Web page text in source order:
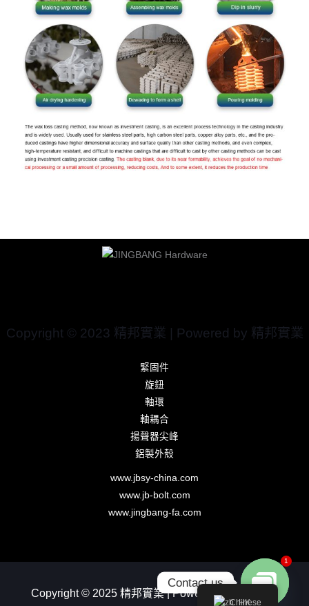
Copyright © 2023 精邦實業 | Powered by 精邦實業
緊固件
旋鈕
軸環
軸耦合
揚聲器尖峰
鋁製外殼
www.jbsy-china.com
www.jb-bolt.com
www.jingbang-fa.com
Copyright © 2025 精邦實業 | Powered by 精邦實業
Chinese
Contact us
1